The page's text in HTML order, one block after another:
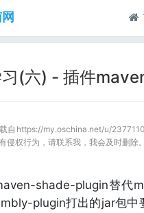
(六) - 插件
自https://my.oschina.net/u/
侵权行为，请联系我，我会及时删除。
shade-plugin替代
plugin打出的jar包中